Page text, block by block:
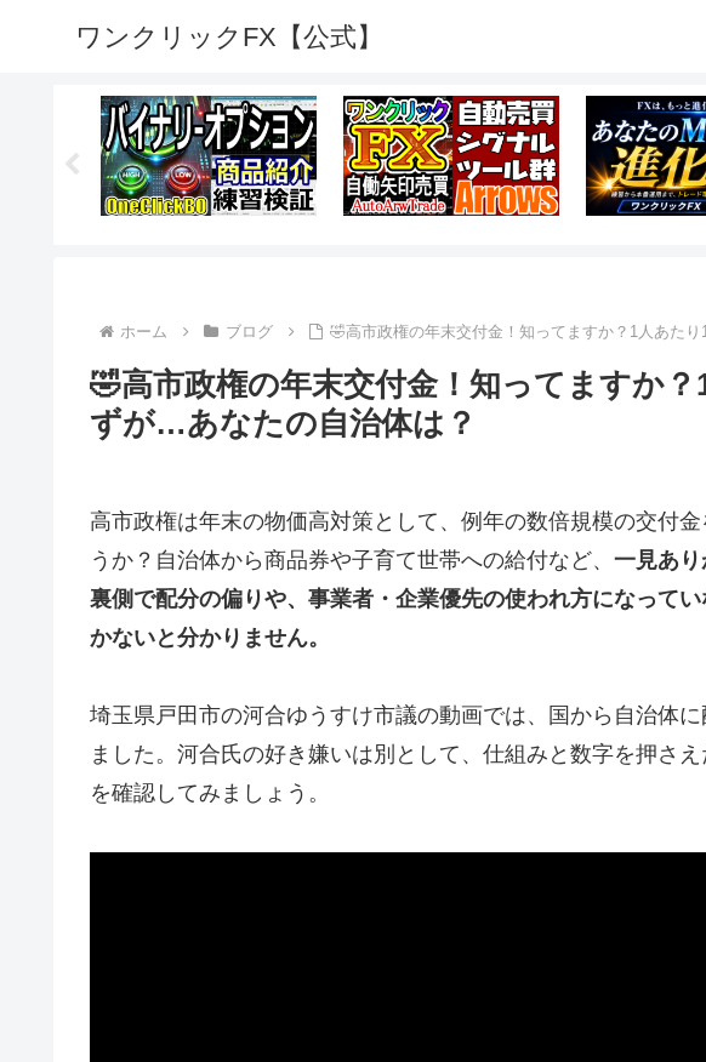
ワンクリックFX【公式】
ホーム ブログ 🤣高市政権の年末交付金！知ってますか？1人あた
🤣高市政権の年末交付金！知ってますか
ずが…あなたの自治体は？
高市政権は年末の物価高対策として、例年の数倍規模の交付
うか？自治体から商品券や子育て世帯への給付など、 一見あ
裏側で配分の偏りや、事業者・企業優先の使われ方になって
かないと分かりません。
埼玉県戸田市の河合ゆうすけ市議の動画では、国から自治体
ました。河合氏の好き嫌いは別として、仕組みと数字を押さ
を確認してみましょう。